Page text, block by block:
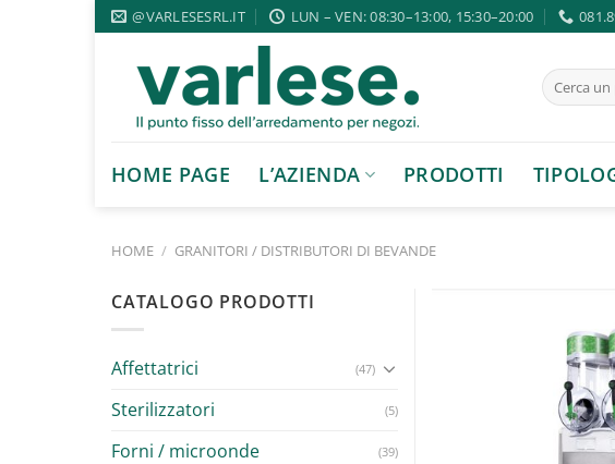
Salta
ai
contenuti
@VARLESESRL.IT LUN – VEN: 08:30–13:00, 15:30–20:00
Cerca:
HOME PAGE L’AZIENDA PRODOTTI
HOME / GRANITORI / DISTRIBUTORI DI BEVANDE
CATALOGO PRODOTTI
Affettatrici (47)
Sterilizzatori (5)
Forni / microonde (39)